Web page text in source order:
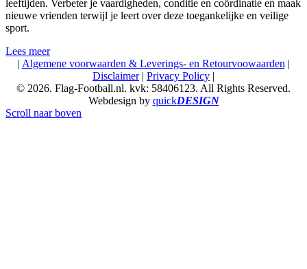
leeftijden. Verbeter je vaardigheden, conditie en coördinatie en maak
nieuwe vrienden terwijl je leert over deze toegankelijke en veilige
sport.
Lees meer
| Algemene voorwaarden & Leverings- en Retourvoowaarden |
Disclaimer| Privacy Policy |
© 2026. Flag-Football.nl. kvk: 58406123. All Rights Reserved.
Webdesign by quickDESIGN
Scroll naar boven